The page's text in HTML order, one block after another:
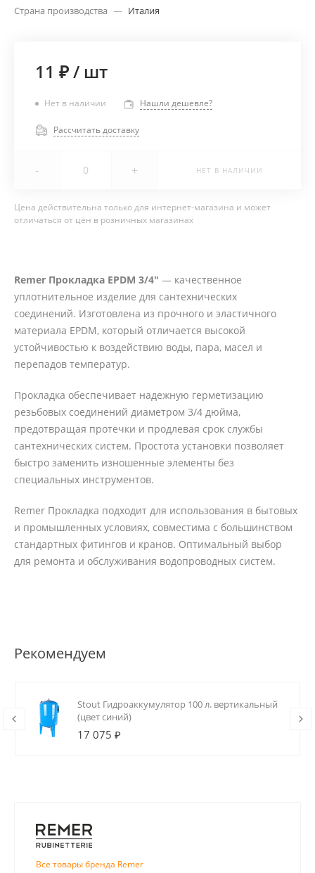
Страна производства — Италия
11 ₽/ шт
Нет в наличии Нашли дешевле?
Рассчитать доставку
- + НЕТ В НАЛИЧИИ
Цена действительна только для интернет-магазина и может
отличаться от цен в розничных магазинах
Remer Прокладка EPDM 3/4" — качественное
уплотнительное изделие для сантехнических
соединений. Изготовлена из прочного и эластичного
материала EPDM, который отличается высокой
устойчивостью к воздействию воды, пара, масел и
перепадов температур.
Прокладка обеспечивает надежную герметизацию
резьбовых соединений диаметром 3/4 дюйма,
предотвращая протечки и продлевая срок службы
сантехнических систем. Простота установки позволяет
быстро заменить изношенные элементы без
специальных инструментов.
Remer Прокладка подходит для использования в бытовых
и промышленных условиях, совместима с большинством
стандартных фитингов и кранов. Оптимальный выбор
для ремонта и обслуживания водопроводных систем.
Рекомендуем
Stout Гидроаккумулятор 100 л. вертикальный
(цвет синий)
17 075 ₽
Все товары бренда Remer